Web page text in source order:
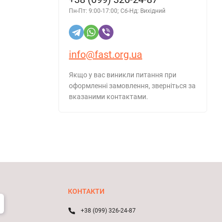
Пн-Пт: 9:00-17:00; Сб-Нд: Вихідний
info@fast.org.ua
Якщо у вас виникли питання при
оформленні замовлення, зверніться за
вказаними контактами.
КОНТАКТИ
+38 (099) 326-24-87